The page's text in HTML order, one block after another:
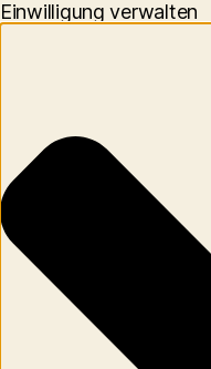
Einwilligung verwalten